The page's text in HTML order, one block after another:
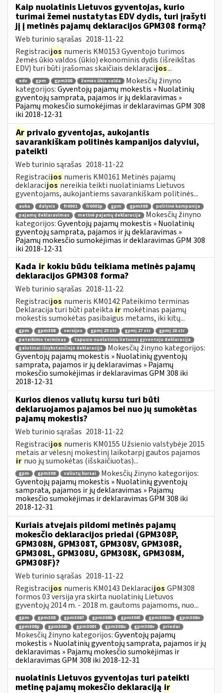
Kaip nuolatinis Lietuvos gyventojas, kurio
turimai žemei nustatytas EDV dydis, turi įrašyti
jį į metinės pajamų deklaracijos GPM308 formą?
Web turinio sąrašas 2018-11-22
Registracijos numeris KM0153 Gyventojo turimos
žemės ūkio valdos (ūkio) ekonominis dydis (išreikštas
EDV) turi būti įrašomas skaičiais deklaracijos...
edv gpm gpm308 žemės ūkio valda
Mokesčių žinyno
kategorijos:Gyventojų pajamų mokestis » Nuolatinių
gyventojų samprata, pajamos ir jų deklaravimas »
Pajamų mokesčio sumokėjimas ir deklaravimas GPM 308
iki 2018-12-31
Ar privalo gyventojas, aukojantis
savarankiškam politinės kampanijos dalyviui,
pateikti
Web turinio sąrašas 2018-11-22
Registracijos numeris KM0161 Metinės pajamų
deklaracijosnereikia teikti nuolatiniams Lietuvos
gyventojams, aukojantiems savarankiškam politinės...
auka dalyvis fr0001 fr0001p gpm gpm308
politinė kampanija
pajamų deklaravimas
metinė pajamų deklaracija
Mokesčių žinyno
kategorijos:Gyventojų pajamų mokestis » Nuolatinių
gyventojų samprata, pajamos ir jų deklaravimas »
Pajamų mokesčio sumokėjimas ir deklaravimas GPM 308
iki 2018-12-31
Kada ir kokiu būdu teikiama metinės pajamų
deklaracijos GPM308 forma?
Web turinio sąrašas 2018-11-22
Registracijos numeris KM0142 Pateikimo terminas
Deklaracija turi būti pateikta ir mokėtinas pajamų
mokestis sumokėtas pasibaigus metams, iki kitų...
gpm gpm308 versijos gpmį 29 str gpmį 27 str
gpmį 28 str
pateikimo terminas
tapusio nuolatiniu lietuvos gyventoju deklaracija
galutinai išvykstančiojo deklaracija
Mokesčių žinyno kategorijos:
Gyventojų pajamų mokestis » Nuolatinių gyventojų
samprata, pajamos ir jų deklaravimas » Pajamų
mokesčio sumokėjimas ir deklaravimas GPM 308 iki
2018-12-31
Kurios dienos valiutų kursu turi būti
deklaruojamos pajamos bei nuo jų sumokėtas
pajamų mokestis?
Web turinio sąrašas 2018-11-22
Registracijos numeris KM0155 Užsienio valstybėje 2015
metais ar vėlesnį mokestinį laikotarpį gautos pajamos
ir nuo jų sumokėtas (išskaičiuotas)...
gpm gpm308 valiutų kursai
Mokesčių žinyno kategorijos:
Gyventojų pajamų mokestis » Nuolatinių gyventojų
samprata, pajamos ir jų deklaravimas » Pajamų
mokesčio sumokėjimas ir deklaravimas GPM 308 iki
2018-12-31
Kuriais atvejais pildomi metinės pajamų
mokesčio deklaracijos priedai (GPM308P,
GPM308N, GPM308T, GPM308V, GPM308R,
GPM308L, GPM308U, GPM308K, GPM308M,
GPM308F)?
Web turinio sąrašas 2018-11-22
Registracijos numeris KM0143 Deklaracijos GPM308
formos 03 versija yra skirta nuolatinių Lietuvos
gyventojų 2014 m. - 2018 m. gautoms pajamoms, nuo...
gpm gpm308 gpm308f gpm308k gpm308l gpm308m
gpm308n
gpm308p
gpm308r gpm308t gpm308u gpm308v priedai
Mokesčių žinyno kategorijos:Gyventojų pajamų
mokestis » Nuolatinių gyventojų samprata, pajamos ir jų
deklaravimas » Pajamų mokesčio sumokėjimas ir
deklaravimas GPM 308 iki 2018-12-31
nuolatinis Lietuvos gyventojas turi pateikti
metinę pajamų mokesčio deklaraciją ir